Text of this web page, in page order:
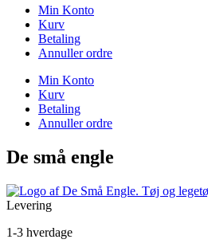
Min Konto
Kurv
Betaling
Annuller ordre
Min Konto
Kurv
Betaling
Annuller ordre
De små engle
Levering
1-3 hverdage